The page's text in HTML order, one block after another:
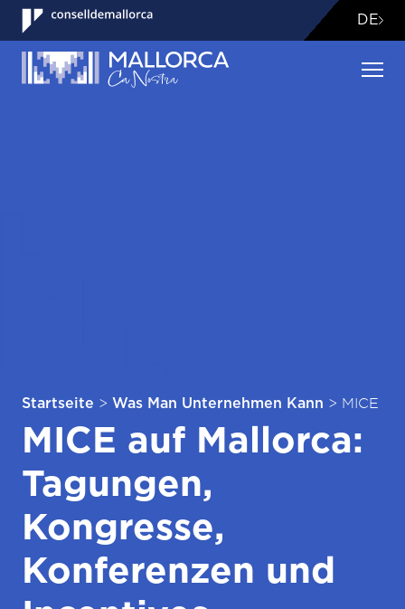
DE
Startseite > Was Man Unternehmen Kann > MICE
MICE auf Mallorca:
Tagungen,
Kongresse,
Konferenzen und